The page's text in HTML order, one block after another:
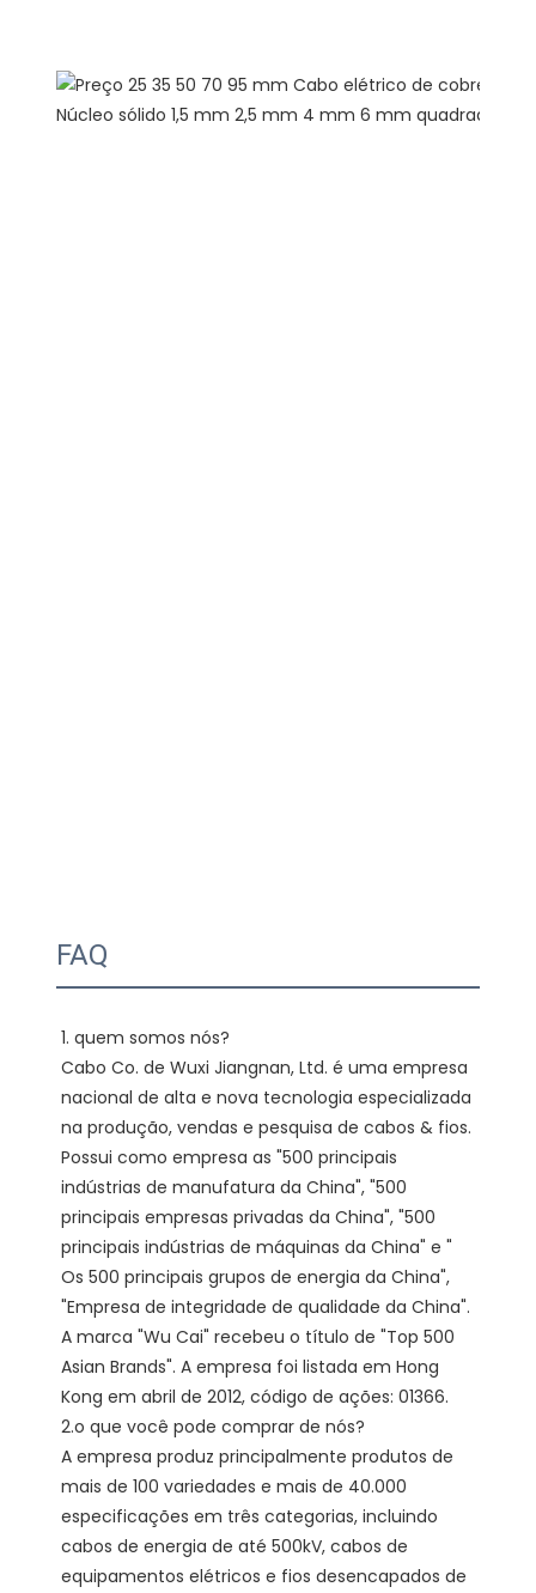
FAQ
1. quem somos nós?
Cabo Co. de Wuxi Jiangnan, Ltd. é uma empresa
nacional de alta e nova tecnologia especializada
na produção, vendas e pesquisa de cabos & fios.
Possui como empresa as "500 principais
indústrias de manufatura da China", "500
principais empresas privadas da China", "500
principais indústrias de máquinas da China" e "
Os 500 principais grupos de energia da China",
"Empresa de integridade de qualidade da China".
A marca "Wu Cai" recebeu o título de "Top 500
Asian Brands". A empresa foi listada em Hong
Kong em abril de 2012, código de ações: 01366.
2.o que você pode comprar de nós?
A empresa produz principalmente produtos de
mais de 100 variedades e mais de 40.000
especificações em três categorias, incluindo
cabos de energia de até 500kV, cabos de
equipamentos elétricos e fios desencapados de